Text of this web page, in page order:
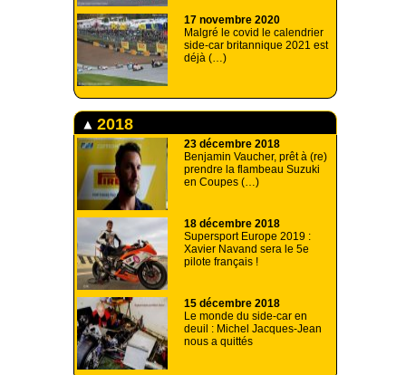
17 novembre 2020
Malgré le covid le calendrier
side-car britannique 2021 est
déjà (…)
2018
23 décembre 2018
Benjamin Vaucher, prêt à (re)
prendre la flambeau Suzuki
en Coupes (…)
18 décembre 2018
Supersport Europe 2019 :
Xavier Navand sera le 5e
pilote français !
15 décembre 2018
Le monde du side-car en
deuil : Michel Jacques-Jean
nous a quittés